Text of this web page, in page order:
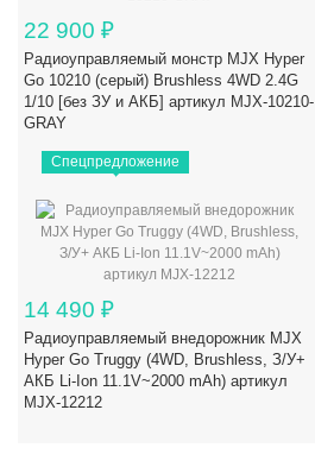
22 900 ₽
Радиоуправляемый монстр MJX Hyper
Go 10210 (серый) Brushless 4WD 2.4G
1/10 [без ЗУ и АКБ] артикул MJX-10210-
GRAY
Спецпредложение
14 490 ₽
Радиоуправляемый внедорожник MJX
Hyper Go Truggy (4WD, Brushless, З/У+
АКБ Li-Ion 11.1V~2000 mAh) артикул
MJX-12212